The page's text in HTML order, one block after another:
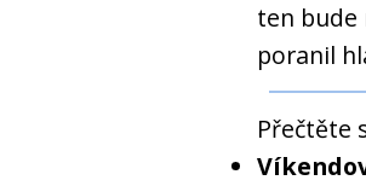
ten bude
poranil
Přečtěte